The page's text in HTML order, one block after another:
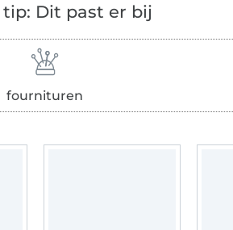
tip: Dit past er bij
fournituren